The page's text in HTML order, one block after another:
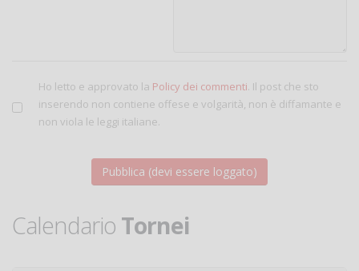
Ho letto e approvato la Policy dei commenti. Il post che sto
inserendo non contiene offese e volgarità, non è diffamante e
non viola le leggi italiane.
Calendario Tornei